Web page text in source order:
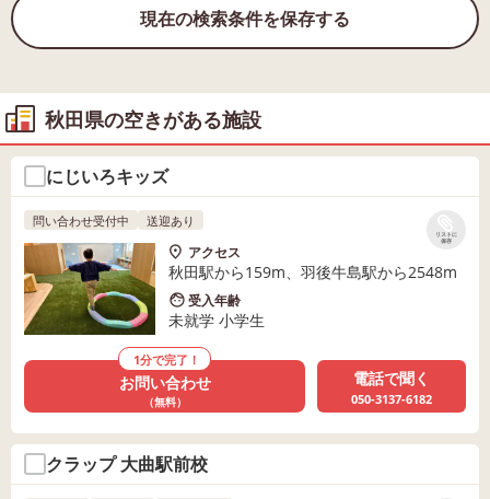
現在の検索条件を保存する
秋田県の空きがある施設
にじいろキッズ
リストに
保存
問い合わせ受付中 送迎あり
アクセス
秋田駅から159m、羽後牛島駅から2548m
受入年齢
未就学 小学生
1分で完了！
お問い合わせ
（無料）
電話で聞く
050-3137-6182
クラップ 大曲駅前校